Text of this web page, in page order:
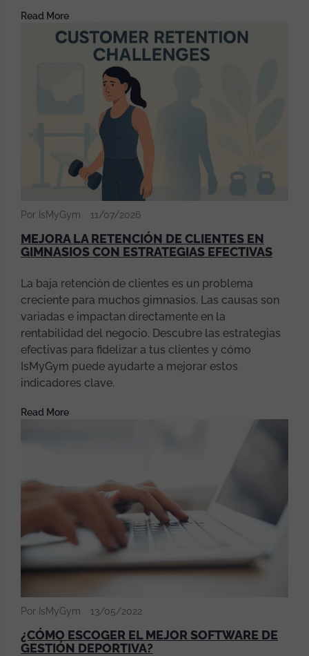
Read More
Por IsMyGym 11/07/2026
MEJORA LA RETENCIÓN DE CLIENTES EN
GIMNASIOS CON ESTRATEGIAS EFECTIVAS
La baja retención de clientes es un problema
creciente para muchos gimnasios. Las causas son
variadas e impactan directamente en la
rentabilidad del negocio. Descubre las estrategias
efectivas para fidelizar a tus clientes y cómo
IsMyGym puede ayudarte a mejorar estos
indicadores clave.
Read More
Por IsMyGym 13/05/2022
¿CÓMO ESCOGER EL MEJOR SOFTWARE DE
GESTIÓN DEPORTIVA?